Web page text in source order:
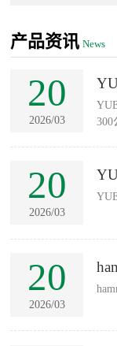
产品资讯 News
20
2026/03
300
20
2026/03
20
2026/03